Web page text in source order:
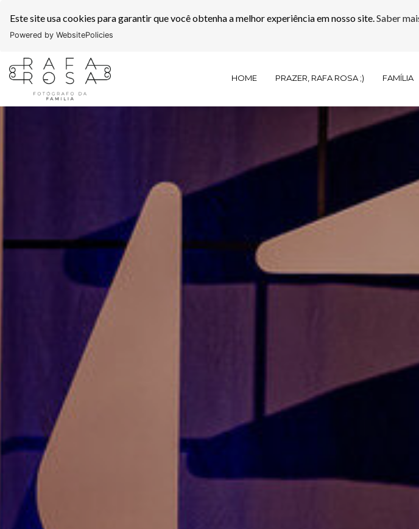
Este site usa cookies para garantir que você obtenha a melhor experiência em nosso site. Saber
Powered by WebsitePolicies
HOME PRAZER, RAFA ROSA ;) FAMÍLIA